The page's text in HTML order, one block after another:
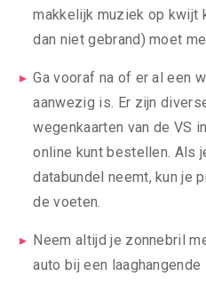
makkelijk muziek op kwijt
dan niet gebrand) moet
Ga vooraf na of er al een
aanwezig is. Er zijn
wegenkaarten van de VS
online kunt bestellen. Als
databundel neemt, kun je
de voeten.
Neem altijd je zonnebril
auto bij een laaghangende